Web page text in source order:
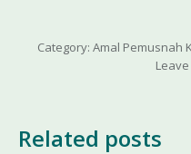
Category: Amal Pemusnah
Related posts